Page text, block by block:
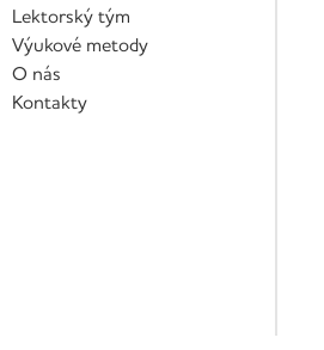
Lektorský tým
Výukové metody
O nás
Kontakty